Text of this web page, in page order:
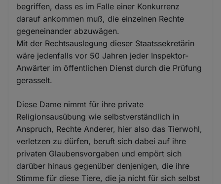
begriffen, dass es im Falle einer Konkurrenz
darauf ankommen muß, die einzelnen Rechte
gegeneinander abzuwägen.
Mit der Rechtsauslegung dieser Staatssekretärin
wäre jedenfalls vor 50 Jahren jeder Inspektor-
Anwärter im öffentlichen Dienst durch die Prüfung
gerasselt.
Diese Dame nimmt für ihre private
Religionsausübung wie selbstverständlich in
Anspruch, Rechte Anderer, hier also das Tierwohl,
verletzen zu dürfen, beruft sich dabei auf ihre
privaten Glaubensvorgaben und empört sich
darüber hinaus gegenüber denjenigen, die ihre
Stimme für diese Tiere, die ja nicht für sich selbst